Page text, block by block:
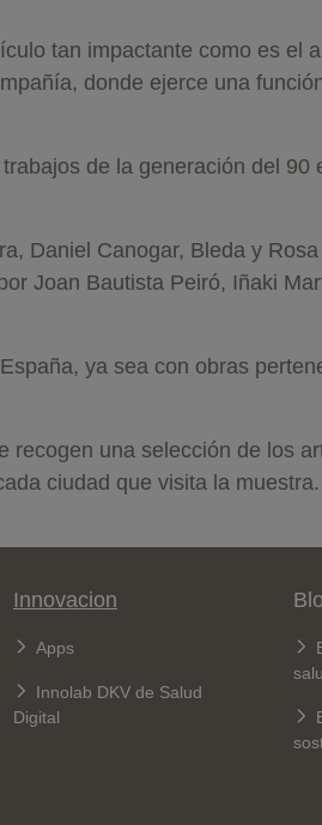
tan impactante como es el
donde ejerce una
de la generación del 90
Daniel Canogar, Bleda y
Joan Bautista Peiró, Iñaki
ya sea con obras
una selección de los
ciudad que visita la muestra.
Innovacion
Apps
Innolab DKV de Salud
Digital